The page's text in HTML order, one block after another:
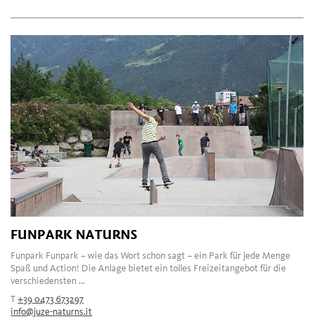
FUNPARK NATURNS
Funpark Funpark – wie das Wort schon sagt – ein Park für jede Menge
Spaß und Action! Die Anlage bietet ein tolles Freizeitangebot für die
verschiedensten ...
T+39 0473 673297
info@juze-naturns.it